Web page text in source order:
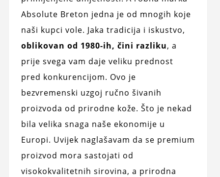
Absolute Breton jedna je od mnogih koje
naši kupci vole. Jaka tradicija i iskustvo,
oblikovan od 1980-ih, čini razliku, a
prije svega vam daje veliku prednost
pred konkurencijom. Ovo je
bezvremenski uzgoj ručno šivanih
proizvoda od prirodne kože. Što je nekad
bila velika snaga naše ekonomije u
Europi. Uvijek naglašavam da se premium
proizvod mora sastojati od
visokokvalitetnih sirovina, a prirodna